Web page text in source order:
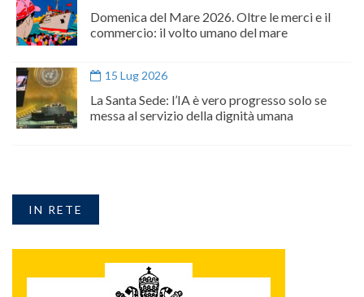
Domenica del Mare 2026. Oltre le merci e il
commercio: il volto umano del mare
15 Lug 2026
La Santa Sede: l’IA è vero progresso solo se
messa al servizio della dignità umana
IN RETE